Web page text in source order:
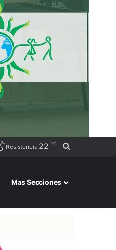
Resistencia 22 ℃ Buscar por
Mas Secciones